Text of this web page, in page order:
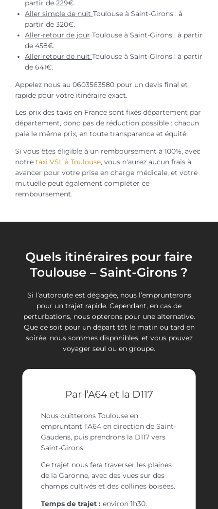
partir de 229€.
Aller simple de nuit Toulouse à Saint-Girons : à
partir de 320€.
Aller-retour de jour Toulouse à Saint-Girons : à partir
de 458€.
Aller-retour de nuit Toulouse à Saint-Girons : à partir
de 641€.
Appelez nous au 0603563580 pour un devis final et
rapide pour votre itinéraire exact.
Les prix des taxis en France sont fixés département par
département, donc pas de réduction possible : chacun
paie le même prix, en toute transparence et équité.
Si vous êtes éligible à un remboursement à 100%, avec
notre taxi VSL à Toulouse, vous n'aurez aucun frais à
avancer pour votre prise en charge médicale, et votre
mutuelle peut également compléter ce
remboursement.
Quels itinéraires pour faire
Toulouse – Saint-Girons ?
Si l’autoroute est dégagée, nous l’emprunterons
pour un trajet rapide. Cependant, en cas de
perturbations, nous opterons pour une alternative.
Que ce soit pour un départ tôt le matin ou tard en
soirée, nous sommes disponibles, et vous pouvez
voyager seul ou en groupe.
Par l’A64 et la D117
Nous quitterons Toulouse en
empruntant l’A64 en direction de Saint-
Gaudens, puis prendrons la D117 vers
Saint-Girons.
Ce trajet nous fera traverser les plaines
de la Garonne, avec des vues sur des
champs cultivés et des collines boisées.
Temps de trajet :environ 1h30.